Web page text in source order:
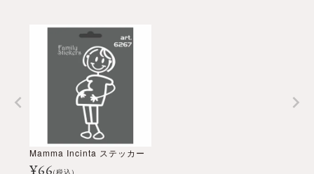
Mamma Incinta ステッカー
¥66